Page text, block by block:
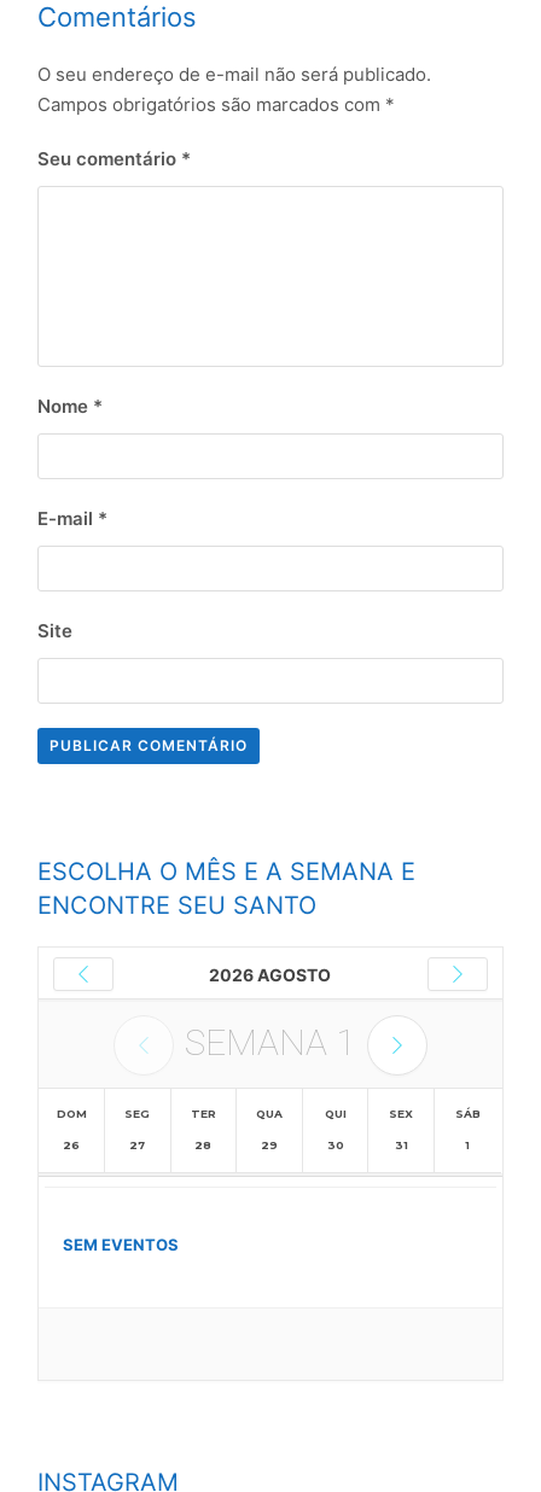
Comentários
O seu endereço de e-mail não será publicado.
Campos obrigatórios são marcados com *
Seu comentário *
Nome *
E-mail *
Site
ESCOLHA O MÊS E A SEMANA E
ENCONTRE SEU SANTO
2026 AGOSTO
SEMANA 1
DOM
26
SEG
27
TER
28
QUA
29
QUI
30
SEX
31
SÁB
1
SEM EVENTOS
INSTAGRAM